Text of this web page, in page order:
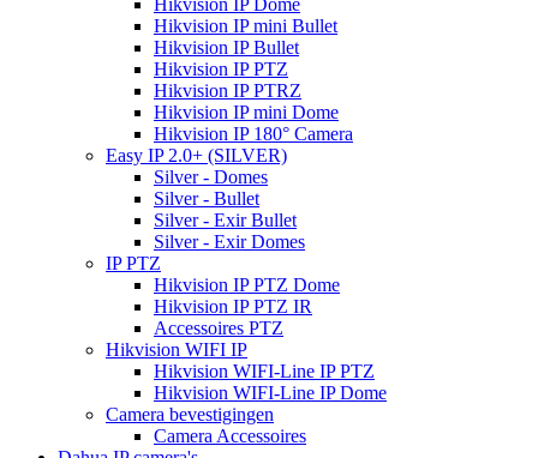
Hikvision IP Dome
Hikvision IP mini Bullet
Hikvision IP Bullet
Hikvision IP PTZ
Hikvision IP PTRZ
Hikvision IP mini Dome
Hikvision IP 180° Camera
Easy IP 2.0+ (SILVER)
Silver - Domes
Silver - Bullet
Silver - Exir Bullet
Silver - Exir Domes
IP PTZ
Hikvision IP PTZ Dome
Hikvision IP PTZ IR
Accessoires PTZ
Hikvision WIFI IP
Hikvision WIFI-Line IP PTZ
Hikvision WIFI-Line IP Dome
Camera bevestigingen
Camera Accessoires